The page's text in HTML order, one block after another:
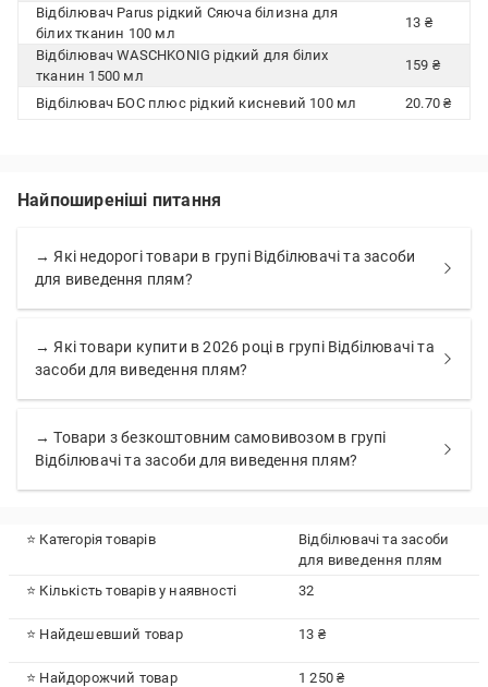
Відбілювач Parus рідкий Сяюча білизна для
білих тканин 100 мл
13 ₴
Відбілювач WASCHKONIG рідкий для білих
тканин 1500 мл
159 ₴
Відбілювач БОС плюс рідкий кисневий 100 мл 20.70 ₴
Найпоширеніші питання
→ Які недорогі товари в групі Відбілювачі та засоби
для виведення плям?
→ Які товари купити в 2026 році в групі Відбілювачі та
засоби для виведення плям?
→ Товари з безкоштовним самовивозом в групі
Відбілювачі та засоби для виведення плям?
⭐ Категорія товарів
Відбілювачі та засоби
для виведення плям
⭐ Кількість товарів у наявності
32
⭐ Найдешевший товар 13 ₴
⭐ Найдорожчий товар 1 250 ₴